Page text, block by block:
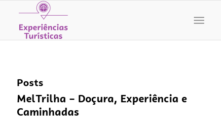
Posts
MelTrilha – Doçura, Experiência e
Caminhadas